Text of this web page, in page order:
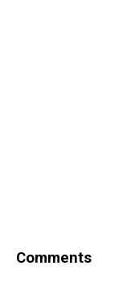
Comments